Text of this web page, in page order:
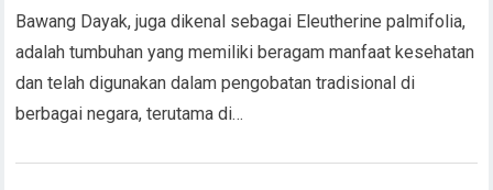
Bawang Dayak, juga dikenal sebagai Eleutherine palmifolia,
adalah tumbuhan yang memiliki beragam manfaat kesehatan
dan telah digunakan dalam pengobatan tradisional di
berbagai negara, terutama di…